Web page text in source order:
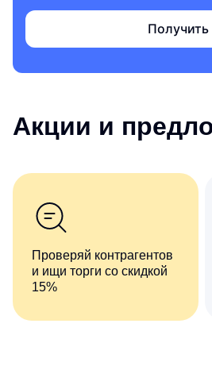
Получить
Акции и
Проверяй контрагентов
и ищи торги со скидкой
15%
о компаниях и владельцах